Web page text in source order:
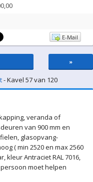
E-Mail
»
- Kavel 57 van 120
veranda of
van 900 mm en
glasopvang-
( min 2520 en max 2560
kleur Antraciet RAL 7016,
moet helpen